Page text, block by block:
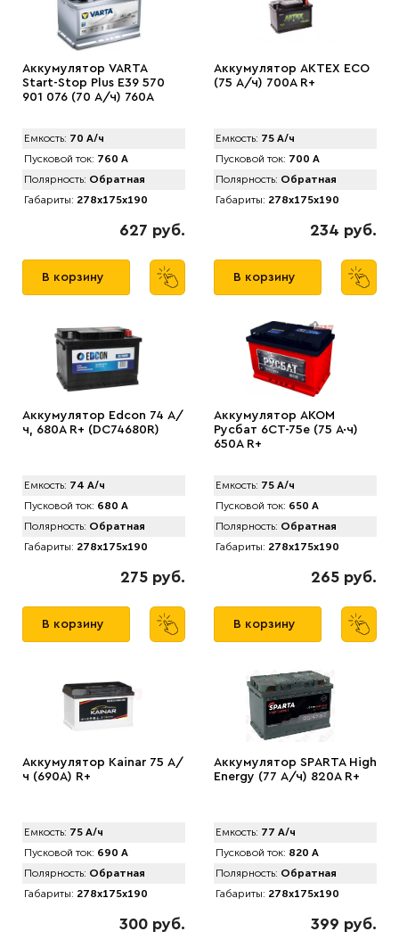
Аккумулятор VARTA
Start-Stop Plus E39 570
901 076 (70 А/ч) 760А
Емкость: 70 А/ч
Пусковой ток: 760 А
Полярность: Обратная
Габариты: 278x175x190
627 руб.
В корзину
Аккумулятор AKTEX ECO
(75 А/ч) 700A R+
Емкость: 75 А/ч
Пусковой ток: 700 А
Полярность: Обратная
Габариты: 278x175x190
234 руб.
В корзину
Аккумулятор Edcon 74 А/
ч, 680A R+ (DC74680R)
Емкость: 74 А/ч
Пусковой ток: 680 А
Полярность: Обратная
Габариты: 278x175x190
275 руб.
В корзину
Аккумулятор AKOM
Русбат 6СТ-75е (75 А·ч)
650A R+
Емкость: 75 А/ч
Пусковой ток: 650 А
Полярность: Обратная
Габариты: 278x175x190
265 руб.
В корзину
Аккумулятор Kainar 75 А/
ч (690A) R+
Емкость: 75 А/ч
Пусковой ток: 690 А
Полярность: Обратная
Габариты: 278x175x190
300 руб.
Аккумулятор SPАRTA High
Energy (77 А/ч) 820A R+
Емкость: 77 А/ч
Пусковой ток: 820 А
Полярность: Обратная
Габариты: 278x175x190
399 руб.